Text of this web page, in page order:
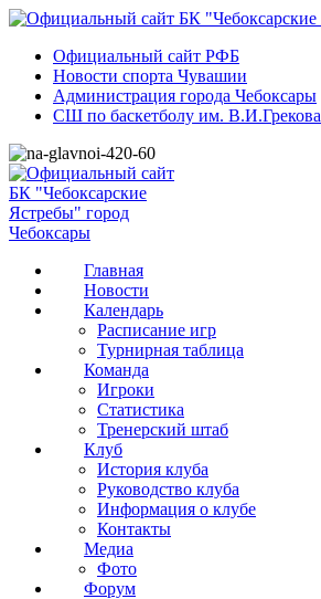
Официальный сайт РФБ
Новости спорта Чувашии
Администрация города Чебоксары
СШ по баскетболу им. В.И.Грекова
Главная
Новости
Календарь
Расписание игр
Турнирная таблица
Команда
Игроки
Статистика
Тренерский штаб
Клуб
История клуба
Руководство клуба
Информация о клубе
Контакты
Медиа
Фото
Форум